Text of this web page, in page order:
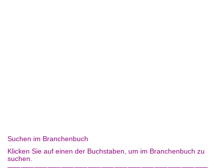
Suchen im Branchenbuch
Klicken Sie auf einen der Buchstaben, um im Branchenbuch zu
suchen.